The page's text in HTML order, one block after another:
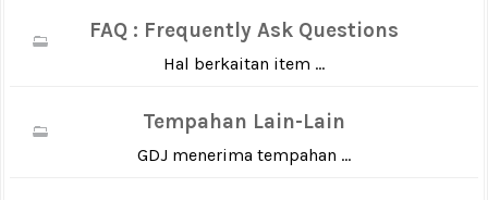
FAQ : Frequently Ask Questions
Hal berkaitan item ...
Tempahan Lain-Lain
GDJ menerima tempahan ...